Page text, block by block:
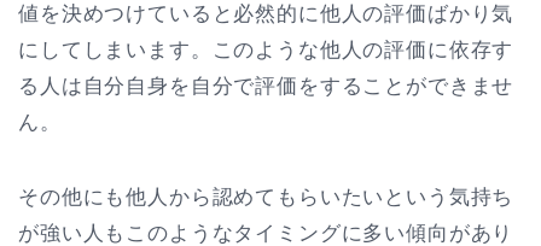
値を決めつけていると必然的に他人の評価ばかり気
にしてしまいます。このような他人の評価に依存す
る人は自分自身を自分で評価をすることができませ
ん。
その他にも他人から認めてもらいたいという気持ち
が強い人もこのようなタイミングに多い傾向があり